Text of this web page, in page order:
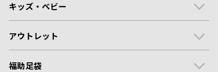
キッズ・ベビー
アウトレット
福助足袋